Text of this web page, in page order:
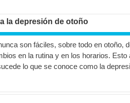
la depresión de otoño
son fáciles, sobre todo en otoño,
en la rutina y en los horarios.
lo que se conoce como la